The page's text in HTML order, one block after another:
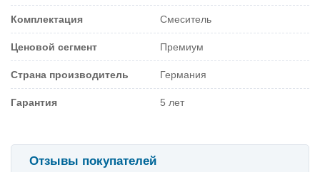
Комплектация Смеситель
Ценовой сегмент Премиум
Страна производитель Германия
Гарантия 5 лет
Отзывы покупателей